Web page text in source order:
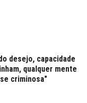
desejo, capacidade
qualquer mente
criminosa"